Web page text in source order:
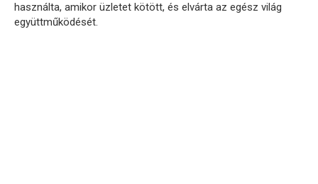
használta, amikor üzletet kötött, és elvárta az egész világ
együttműködését.